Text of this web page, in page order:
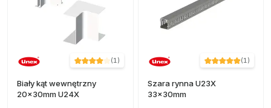
(1)
Biały kąt wewnętrzny
20x30mm U24X
(1)
Szara rynna U23X
33x30mm